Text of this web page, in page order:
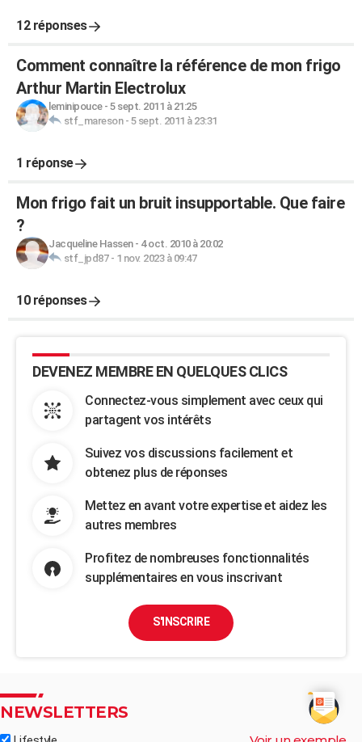
12 réponses
Comment connaître la référence de mon frigo
Arthur Martin Electrolux
leminipouce- 5 sept. 2011 à 21:25
stf_mareson- 5 sept. 2011 à 23:31
1 réponse
Mon frigo fait un bruit insupportable. Que faire
?
Jacqueline Hassen- 4 oct. 2010 à 20:02
stf_jpd87- 1 nov. 2023 à 09:47
10 réponses
DEVENEZ MEMBRE EN QUELQUES CLICS
Connectez-vous simplement avec ceux qui
partagent vos intérêts
Suivez vos discussions facilement et
obtenez plus de réponses
Mettez en avant votre expertise et aidez les
autres membres
Profitez de nombreuses fonctionnalités
supplémentaires en vous inscrivant
S'INSCRIRE
NEWSLETTERS